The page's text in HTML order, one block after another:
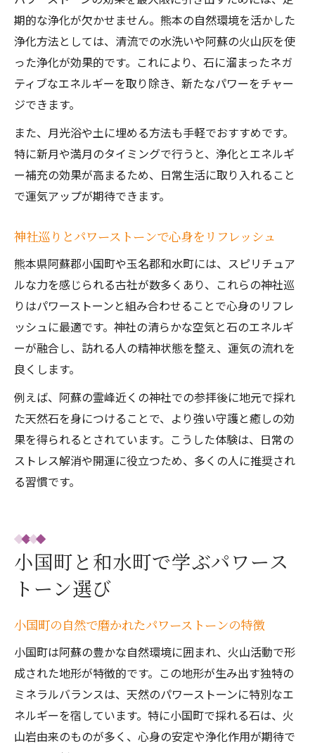
期的な浄化が欠かせません。熊本の自然環境を活かした
浄化方法としては、清流での水洗いや阿蘇の火山灰を使
った浄化が効果的です。これにより、石に溜まったネガ
ティブなエネルギーを取り除き、新たなパワーをチャー
ジできます。
また、月光浴や土に埋める方法も手軽でおすすめです。
特に新月や満月のタイミングで行うと、浄化とエネルギ
ー補充の効果が高まるため、日常生活に取り入れること
で運気アップが期待できます。
神社巡りとパワーストーンで心身をリフレッシュ
熊本県阿蘇郡小国町や玉名郡和水町には、スピリチュア
ルな力を感じられる古社が数多くあり、これらの神社巡
りはパワーストーンと組み合わせることで心身のリフレ
ッシュに最適です。神社の清らかな空気と石のエネルギ
ーが融合し、訪れる人の精神状態を整え、運気の流れを
良くします。
例えば、阿蘇の霊峰近くの神社での参拝後に地元で採れ
た天然石を身につけることで、より強い守護と癒しの効
果を得られるとされています。こうした体験は、日常の
ストレス解消や開運に役立つため、多くの人に推奨され
る習慣です。
小国町と和水町で学ぶパワース
トーン選び
小国町の自然で磨かれたパワーストーンの特徴
小国町は阿蘇の豊かな自然環境に囲まれ、火山活動で形
成された地形が特徴的です。この地形が生み出す独特の
ミネラルバランスは、天然のパワーストーンに特別なエ
ネルギーを宿しています。特に小国町で採れる石は、火
山岩由来のものが多く、心身の安定や浄化作用が期待で